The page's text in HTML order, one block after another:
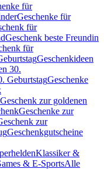
für
Geschenke für
für
Geschenk beste Freundin
für
Geschenkideen
30.
GeburtstagGeschenke
Geschenk zur goldenen
Geschenke zur
zur
Geschenkgutscheine
Klassiker &
& E-SportsAlle